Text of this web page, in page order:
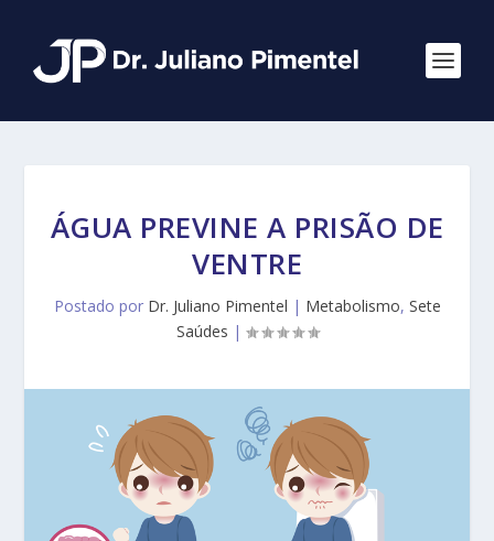
ÁGUA PREVINE A PRISÃO DE
VENTRE
Postado por Dr. Juliano Pimentel | Metabolismo, Sete
Saúdes |